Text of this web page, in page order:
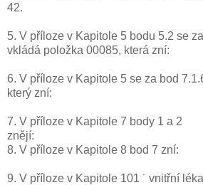
42.
5. V příloze v Kapitole 5 bodu 5.2 se
vkládá položka 00085, která zní:
6. V příloze v Kapitole 5 se za bod
který zní:
7. V příloze v Kapitole 7 body 1 a 2
znějí:
8. V příloze v Kapitole 8 bod 7 zní:
9. V příloze v Kapitole 101 ˙ vnitřní